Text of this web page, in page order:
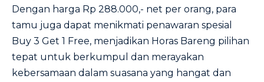
Dengan harga Rp 288.000,- net per orang, para
tamu juga dapat menikmati penawaran spesial
Buy 3 Get 1 Free, menjadikan Horas Bareng pilihan
tepat untuk berkumpul dan merayakan
kebersamaan dalam suasana yang hangat dan